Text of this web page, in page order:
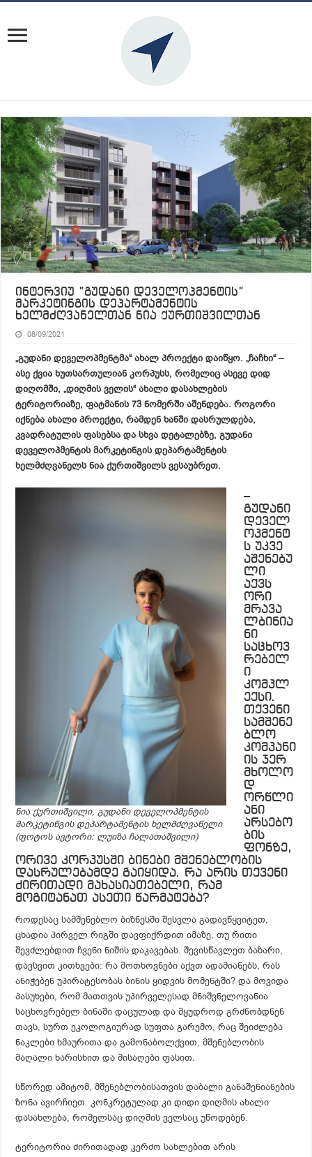
ინტერვიუ ”გუდანი დეველოპმენტის”
მარკეტინგის დეპარტამენტის
ხელმძღვანელთან ნია ქურთიშვილთან
08/09/2021
„გუდანი დეველოპმენტმა“ ახალ პროექტი დაიწყო. „ჩაჩხი“ –
ასე ქვია ხუთსართულიან კორპუსს, რომელიც ასევე დიდ
დიღომში, „დიღმის ველის“ ახალი დასახლების
ტერიტორიაზე, ფატმანის 73 ნომერში აშენდება. როგორი
იქნება ახალი პროექტი, რამდენ ხანში დასრულდება,
კვადრატულის ფასებსა და სხვა დეტალებზე, გუდანი
დეველოპმენტის მარკეტინგის დეპარტამენტის
ხელმძღვანელს ნია ქურთიშვილს ვესაუბრეთ.
ნია ქურთიშვილი, გუდანი დეველოპმენტის
მარკეტინგის დეპარტამენტის ხელმძღვანელი
(ფოტოს ავტორი: ლუიზა ჩალათაშვილი)
–
გუდანი
დეველ
ოპმენტ
ს უკვე
აშენებუ
ლი
აქვს
ორი
მრავა
ლბინია
ნი
საცხოვ
რებელ
ი
კომპლ
ექსი.
თქვენი
სამშენე
ბლო
კომპანი
ის ჯერ
მხოლო
დ
ორწლი
ანი
არსებო
ბის
ფონზე,
ორივე კორპუსში ბინები მშენებლობის
დასრულებამდე გაიყიდა. რა არის თქვენი
ძირითადი მახასიათებელი, რამ
მოგიტანათ ასეთი წარმატება?
როდესაც სამშენებლო ბიზნესში შესვლა გადავწყვიტეთ,
ცხადია პირველ რიგში დავფიქრდით იმაზე, თუ რითი
შევძლებდით ჩვენი ნიშის დაკავებას. შევისწავლეთ ბაზარი,
დავსვით კითხვები: რა მოთხოვნები აქვთ ადამიანებს, რას
ანიჭებენ უპირატესობას ბინის ყიდვის მომენტში? და მოვიდა
პასუხები, რომ მათთვის უპირველესად მნიშვნელოვანია
საცხოვრებელ ბინაში დაცულად და მყუდროდ გრძნობდნენ
თავს, სურთ ეკოლოგიურად სუფთა გარემო, რაც შეიძლება
ნაკლები ხმაურითა და გამონაბოლქვით, მშენებლობის
მაღალი ხარისხით და მისაღები ფასით.
სწორედ ამიტომ, მშენებლობისათვის დაბალი განაშენიანების
ზონა ავირჩიეთ. კონკრეტულად კი დიდი დიღმის ახალი
დასახლება, რომელსაც დიღმის ველსაც უწოდებენ.
ტერიტორია ძირითადად კერძო სახლებით არის